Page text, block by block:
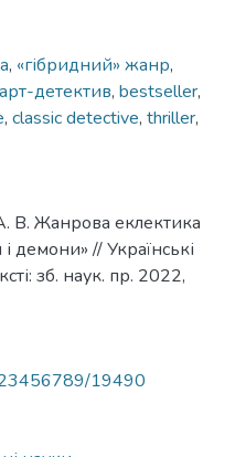
, «гібридний» жанр,
арт-детектив, bestseller,
, classic detective, thriller,
В. Жанрова еклектика
демони» // Українські
зб. наук. пр. 2022,
19490